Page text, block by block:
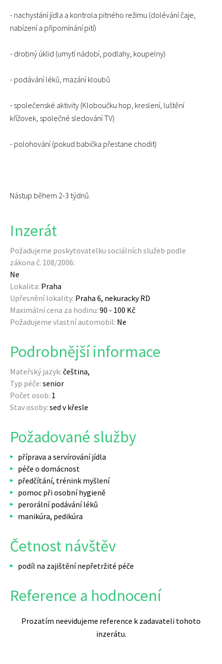
- nachystání jídla a kontrola pitného režimu (dolévání čaje,
nabízení a připomínání pití)
- drobný úklid (umytí nádobí, podlahy, koupelny)
- podávání léků, mazání kloubů
- společenské aktivity (Kloboučku hop, kreslení, luštění
křížovek, společné sledování TV)
- polohování (pokud babička přestane chodit)
Nástup během 2-3 týdnů.
Inzerát
Požadujeme poskytovatelku sociálních služeb podle
zákona č. 108/2006:
Ne
Lokalita: Praha
Upřesnění lokality: Praha 6, nekuracky RD
Maximální cena za hodinu: 90 - 100 Kč
Požadujeme vlastní automobil: Ne
Podrobnější informace
Mateřský jazyk: čeština
Typ péče: senior
Počet osob: 1
Stav osoby: sed v křesle
Požadované služby
příprava a servírování jídla
péče o domácnost
předčítání, trénink myšlení
pomoc při osobní hygieně
perorální podávání léků
manikúra, pedikúra
Četnost návštěv
podíl na zajištění nepřetržité péče
Reference a hodnocení
Prozatím neevidujeme reference k zadavateli tohoto
inzerátu.